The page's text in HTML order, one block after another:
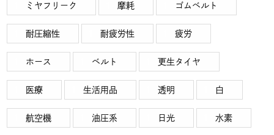
ミヤフリーク 摩耗 ゴムベルト
耐圧縮性 耐疲労性 疲労
ホース ベルト 更生タイヤ
医療 生活用品 透明 白
航空機 油圧系 日光 水素